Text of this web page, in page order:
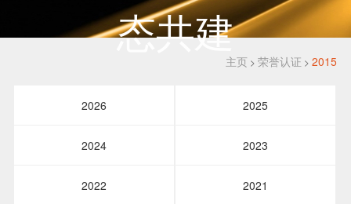
态共建
主页 >荣誉认证 >2015
2026 2025
2024 2023
2022 2021